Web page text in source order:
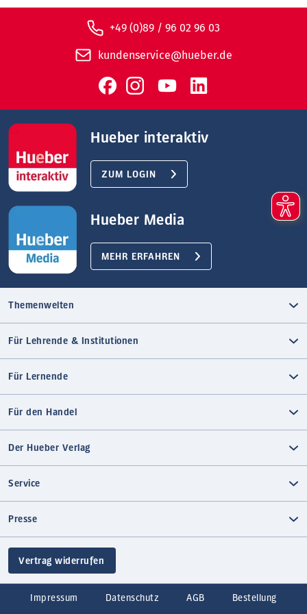
+49 (0)89 / 96 02 96 03
kundenservice@hueber.de
Hueber interaktiv
ZUM LOGIN
Hueber Media
MEHR ERFAHREN
Themenwelten
Für Lehrende & Institutionen
Für Lernende
Für den Handel
Der Hueber Verlag
Service
Presse
Vertrag widerrufen
Impressum Datenschutz AGB Bestellung